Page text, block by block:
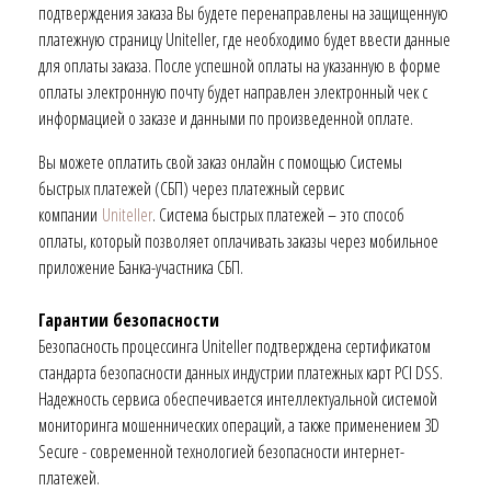
подтверждения заказа Вы будете перенаправлены на защищенную
платежную страницу Uniteller, где необходимо будет ввести данные
для оплаты заказа. После успешной оплаты на указанную в форме
оплаты электронную почту будет направлен электронный чек с
информацией о заказе и данными по произведенной оплате.
Вы можете оплатить свой заказ онлайн с помощью Системы
быстрых платежей (СБП) через платежный сервис
компании Uniteller. Система быстрых платежей – это способ
оплаты, который позволяет оплачивать заказы через мобильное
приложение Банка-участника СБП.
Гарантии безопасности
Безопасность процессинга Uniteller подтверждена сертификатом
стандарта безопасности данных индустрии платежных карт PCI DSS.
Надежность сервиса обеспечивается интеллектуальной системой
мониторинга мошеннических операций, а также применением 3D
Secure - современной технологией безопасности интернет-
платежей.